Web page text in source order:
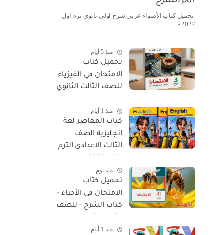
تحميل كتاب الأضواء عربى شرح اولى ثانوى ترم اول
2027 -
منذ 5 أيام
تحميل كتاب
الامتحان في الفيزياء
للصف الثالث الثانوي
الشرح
منذ 1 أيام
كتاب المعاصر لغة
انجليزية الصف
الثالث الاعدادى الترم
منذ يوم
تحميل كتاب
الامتحان فى الأحياء -
كتاب الشرح - للصف
PDFمنذ 1 أيام